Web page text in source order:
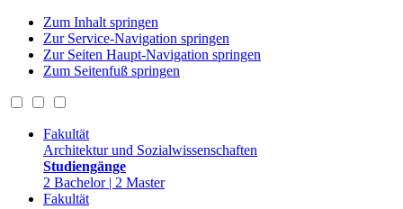
Zum Inhalt springen
Zur Service-Navigation springen
Zur Seiten Haupt-Navigation springen
Zum Seitenfuß springen
Fakultät
Architektur und Sozialwissenschaften
Studiengänge
2 Bachelor | 2 Master
Fakultät